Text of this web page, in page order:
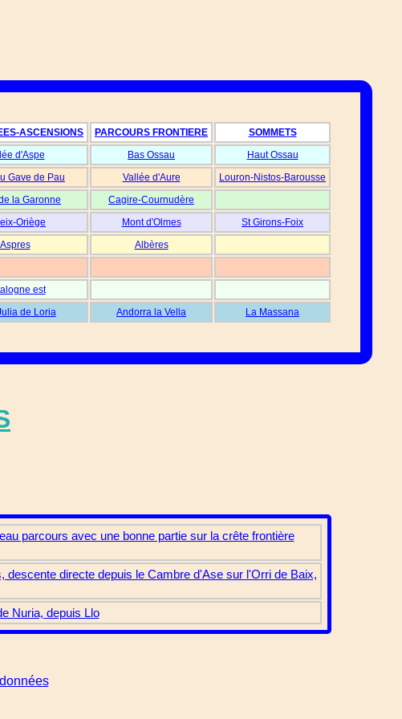
ASCENSIONS PARCOURS FRONTIERE
SOMMETS
d'Aspe Bas Ossau
Haut Ossau
Gave de Pau Vallée d'Aure
Louron-Nistos-Barousse
la Garonne
Cagire-Cournudère
Oriège Mont d'Olmes
St Girons-Foix
Aspres
Albères
est
de Loria Andorra la Vella La Massana
parcours avec une bonne partie sur la crête frontière
descente directe depuis le Cambre d'Ase sur l'Orri de Baix,
Nuria, depuis Llo